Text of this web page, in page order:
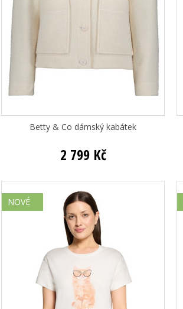
Betty & Co dámský kabátek
2 799 Kč
NOVÉ